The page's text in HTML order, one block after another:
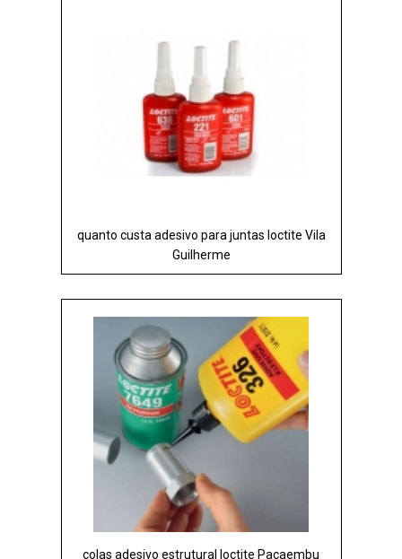
quanto custa adesivo para juntas loctite Vila
Guilherme
colas adesivo estrutural loctite Pacaembu